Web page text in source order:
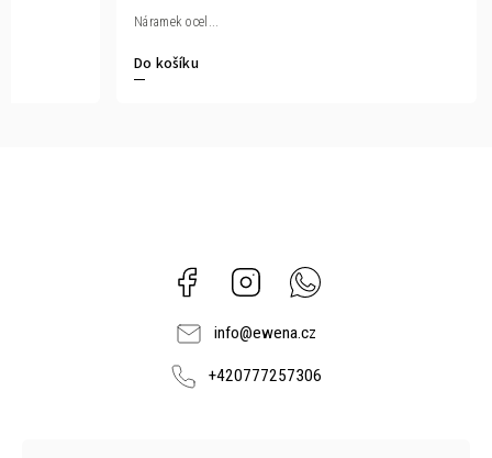
Do košíku
Náramek ocel...
Facebook Instagram
info@ewena.cz
+420777257306